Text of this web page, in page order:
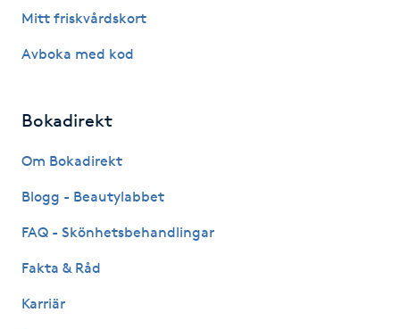
K18
Keratinbehandling
Kinesisk medicin
Mitt friskvårdskort
Avboka med kod
Bokadirekt
Om Bokadirekt
Blogg - Beautylabbet
FAQ - Skönhetsbehandlingar
Fakta & Råd
Karriär